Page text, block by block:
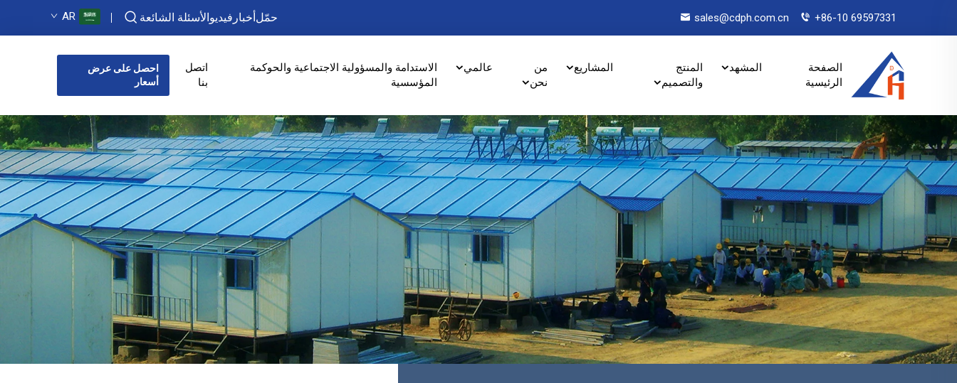
+86-10 69597331
sales@cdph.com.cn حمّلأخبار فيديوالأسئلة الشائعة AR
الصفحة
الرئيسية
المشهد
المنتج
والتصميم
المشاريع
من
نحن
عالمي
الاستدامة والمسؤولية الاجتماعية والحوكمة
المؤسسية
اتصل
بنا
احصل على عرض
أسعار